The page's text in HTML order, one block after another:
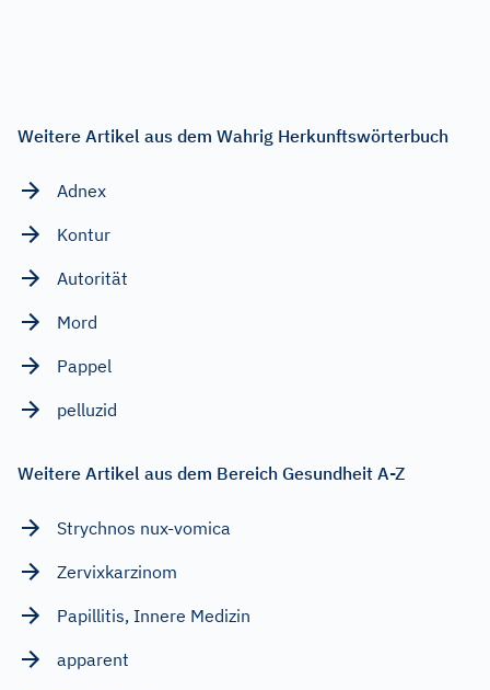
Weitere Artikel aus dem Wahrig Herkunftswörterbuch
Adnex
Kontur
Autorität
Mord
Pappel
pelluzid
Weitere Artikel aus dem Bereich Gesundheit A-Z
Strychnos nux-vomica
Zervixkarzinom
Papillitis, Innere Medizin
apparent